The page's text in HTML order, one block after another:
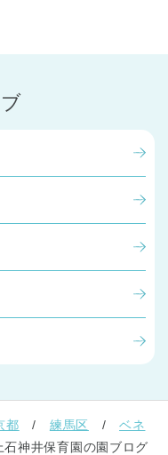
ブ
都 練馬区
ベネ
石神井保育園の園ブログ